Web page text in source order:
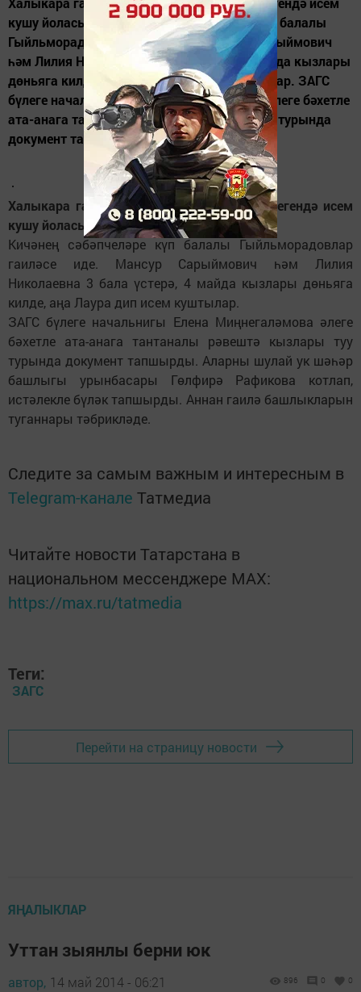
кушу йоласы үтте. Кичәнең сәбәпчеләре күп балалы
Гыйльморадовлар гаиләсе иде. Мансур Сарыймович
һәм Лилия Николаевна 3 бала үстерә, 4 майда кызлары
дөньяга килде, аңа Лаура дип исем куштылар. ЗАГС
бүлеге начальнигы Елена Миңнегаләмова әлеге бәхетле
ата-анага тантаналы рәвештә кызлары туу турында
документ тапшырды....
Халыкара гаилә көне алдыннан, ЗАГС бүлегендә исем
кушу йоласы үтте.
Кичәнең сәбәпчеләре күп балалы Гыйльморадовлар
гаиләсе иде. Мансур Сарыймович һәм Лилия
Николаевна 3 бала үстерә, 4 майда кызлары дөньяга
килде, аңа Лаура дип исем куштылар.
ЗАГС бүлеге начальнигы Елена Миңнегаләмова әлеге
бәхетле ата-анага тантаналы рәвештә кызлары туу
турында документ тапшырды. Аларны шулай ук шәһәр
башлыгы урынбасары Гөлфирә Рафикова котлап,
истәлекле бүләк тапшырды. Аннан гаилә башлыкларын
туганнары тәбрикләде.
Следите за самым важным и интересным в
Telegram-канале Татмедиа
Читайте новости Татарстана в
национальном мессенджере MАХ:
https://max.ru/tatmedia
Теги:
ЗАГС
Перейти на страницу новости
ЯҢАЛЫКЛАР
Уттан зыянлы берни юк
автор, 14 май 2014 - 06:21 896 0 0